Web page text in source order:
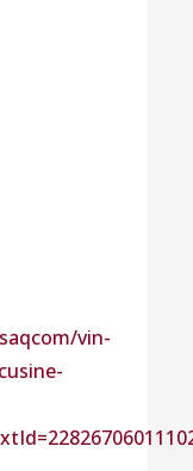
vin-